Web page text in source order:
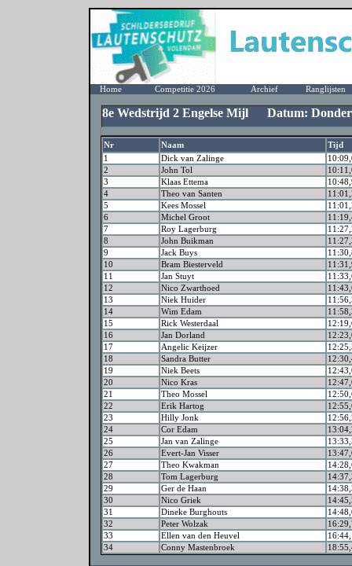
Home Competitie 2026 Archief Ranglijsten
8e Wedstrijd 2 Engelse Mijl Datum:
Nr Naam
Tijd
1
Dick van Zalinge
2
John Tol
3
Klaas Ettema
4
Theo van Santen
5
Kees Mossel
6
Michel Groot
7
Roy Lagerburg
8
John Buikman
9
Jack Buys
10
Bram Biesterveld
11
Jan Stuyt
12
Nico Zwarthoed
13
Niek Huider
14
Wim Edam
15
Rick Westerdaal
16
Jan Dorland
17
Angelic Keijzer
18
Sandra Butter
19
Niek Beets
20
Nico Kras
21
Theo Mossel
22
Erik Hartog
23
Hilly Jonk
24
Cor Edam
25
Jan van Zalinge
26
Evert-Jan Visser
27
Theo Kwakman
28
Tom Lagerburg
29
Ger de Haan
30
Nico Griek
31
Dineke Burghouts
32
Peter Wolzak
33
Ellen van den Heuvel
34
Conny Mastenbroek